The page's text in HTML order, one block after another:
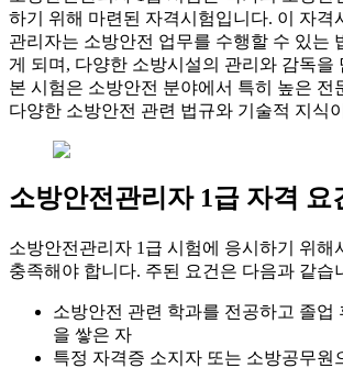
하기 위해 마련된 자격시험입니다. 이 자격
관리자는 소방안전 업무를 수행할 수 있는
게 되며, 다양한 소방시설의 관리와 감독을
본 시험은 소방안전 분야에서 특히 높은 전
다양한 소방안전 관련 법규와 기술적 지식
소방안전관리자 1급 자격 요
소방안전관리자 1급 시험에 응시하기 위해
충족해야 합니다. 주된 요건은 다음과 같습
소방안전 관련 학과를 전공하고 졸업
을 쌓은 자
특정 자격증 소지자 또는 소방공무원